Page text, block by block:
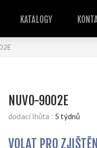
KATALOGY
NUVO-9002E
dodací lhůta : 5 týdnů
VOLAT PRO